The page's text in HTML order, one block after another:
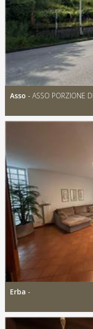
Asso - ASSO PORZIONE
Erba -